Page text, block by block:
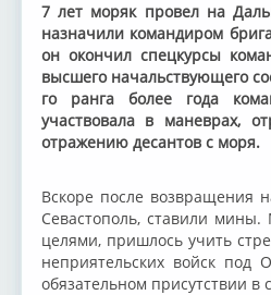
7 лет моряк провел на
назначили командиром
он окончил спецкурсы
высшего начальствующего
го ранга более года
участвовала в маневрах,
отражению десантов с моря.
Вскоре после возвращения
Севастополь, ставили
целями, пришлось учить
неприятельских войск под
обязательном присутствии в